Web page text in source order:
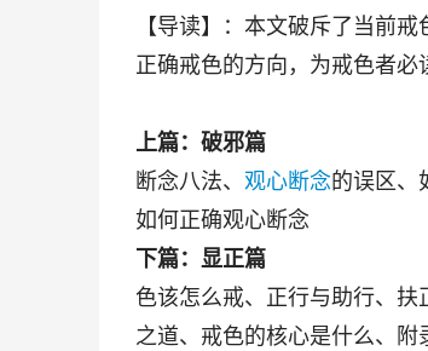
【导读】：本文破斥了当前
正确戒色的方向，为戒色者必
上篇：破邪篇
断念八法、 观心断念的误区、
如何正确观心断念
下篇：显正篇
色该怎么戒、正行与助行、
之道、戒色的核心是什么、附